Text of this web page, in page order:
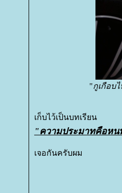
"กูเกือบ
เก็บไว้เป็นบทเรียน
"ความประมาทคือหน
เจอกันครับผม